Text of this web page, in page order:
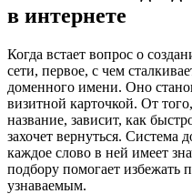
в интернете
Когда встает вопрос о
сети, первое, с чем
доменного имени. Оно
визитной карточкой. От
название, зависит, как
захочет вернуться. Система
каждое слово в ней имеет
подбору помогает избежать
узнаваемым.